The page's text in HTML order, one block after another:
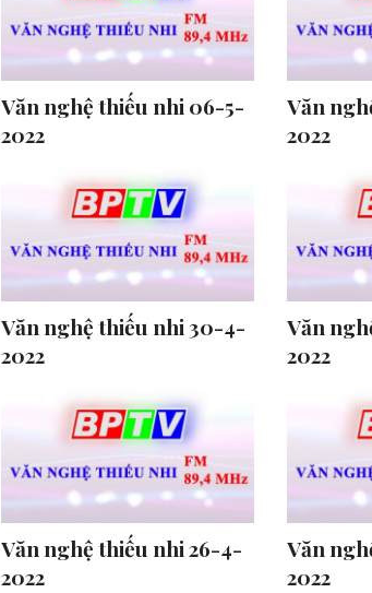
Văn nghệ thiếu nhi 06-5-
2022
Văn
2022
Văn nghệ thiếu nhi 30-4-
2022
Văn
2022
Văn nghệ thiếu nhi 26-4-
2022
Văn
2022